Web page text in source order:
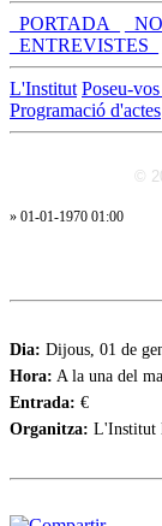
_PORTADA_
_ENTREVISTES_
L'Institut Poseu-
Programació d'actes
©
» 01-01-1970 01:00
Dia: Dijous, 01 de
Hora: A la una del
Entrada: €
Organitza: L'Institut